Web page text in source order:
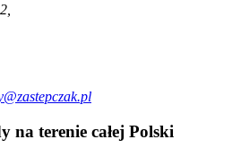
na terenie całej Polski